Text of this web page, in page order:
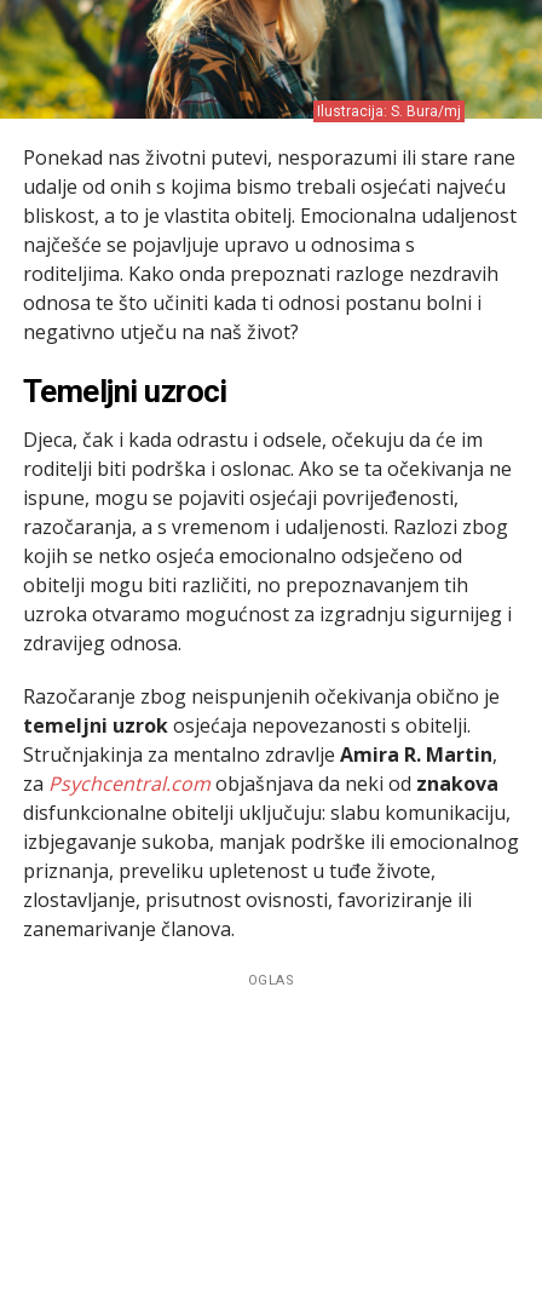
Ilustracija: S. Bura/mj
Ponekad nas životni putevi, nesporazumi ili stare rane
udalje od onih s kojima bismo trebali osjećati najveću
bliskost, a to je vlastita obitelj. Emocionalna udaljenost
najčešće se pojavljuje upravo u odnosima s
roditeljima. Kako onda prepoznati razloge nezdravih
odnosa te što učiniti kada ti odnosi postanu bolni i
negativno utječu na naš život?
Temeljni uzroci
Djeca, čak i kada odrastu i odsele, očekuju da će im
roditelji biti podrška i oslonac. Ako se ta očekivanja ne
ispune, mogu se pojaviti osjećaji povrijeđenosti,
razočaranja, a s vremenom i udaljenosti. Razlozi zbog
kojih se netko osjeća emocionalno odsječeno od
obitelji mogu biti različiti, no prepoznavanjem tih
uzroka otvaramo mogućnost za izgradnju sigurnijeg i
zdravijeg odnosa.
Razočaranje zbog neispunjenih očekivanja obično je
temeljni uzrokosjećaja nepovezanosti s obitelji.
Stručnjakinja za mentalno zdravlje Amira R. Martin,
za Psychcentral.comobjašnjava da neki od znakova
disfunkcionalne obitelji uključuju: slabu komunikaciju,
izbjegavanje sukoba, manjak podrške ili emocionalnog
priznanja, preveliku upletenost u tuđe živote,
zlostavljanje, prisutnost ovisnosti, favoriziranje ili
zanemarivanje članova.
OGLAS